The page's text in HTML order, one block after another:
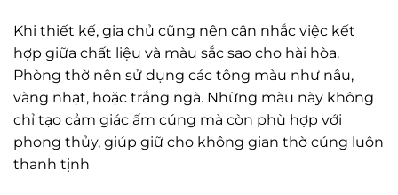
Khi thiết kế, gia chủ cũng nên cân nhắc việc kết
hợp giữa chất liệu và màu sắc sao cho hài hòa.
Phòng thờ nên sử dụng các tông màu như nâu,
vàng nhạt, hoặc trắng ngà. Những màu này không
chỉ tạo cảm giác ấm cúng mà còn phù hợp với
phong thủy, giúp giữ cho không gian thờ cúng luôn
thanh tịnh